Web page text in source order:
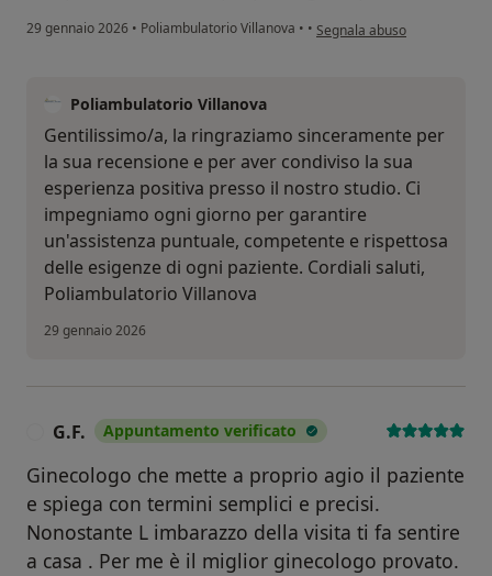
29 gennaio 2026 • Poliambulatorio Villanova • • secondo l'opinione
Segnala abuso
Poliambulatorio Villanova
Gentilissimo/a, la ringraziamo sinceramente per
la sua recensione e per aver condiviso la sua
esperienza positiva presso il nostro studio. Ci
impegniamo ogni giorno per garantire
un'assistenza puntuale, competente e rispettosa
delle esigenze di ogni paziente. Cordiali saluti,
Poliambulatorio Villanova
29 gennaio 2026
G.F. Appuntamento verificato
Ginecologo che mette a proprio agio il paziente
e spiega con termini semplici e precisi.
Nonostante L imbarazzo della visita ti fa sentire
a casa . Per me è il miglior ginecologo provato.